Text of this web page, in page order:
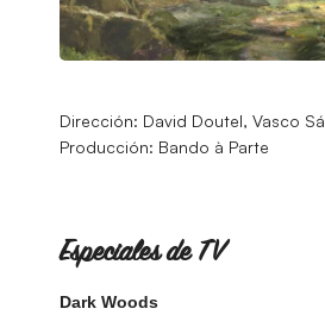
Dirección: David Doutel, Vasco Sá
Producción: Bando à Parte
Especiales de TV
Dark Woods